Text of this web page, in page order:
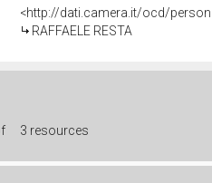
<http://dati.camera.it/ocd/
RAFFAELE RESTA
3 resources